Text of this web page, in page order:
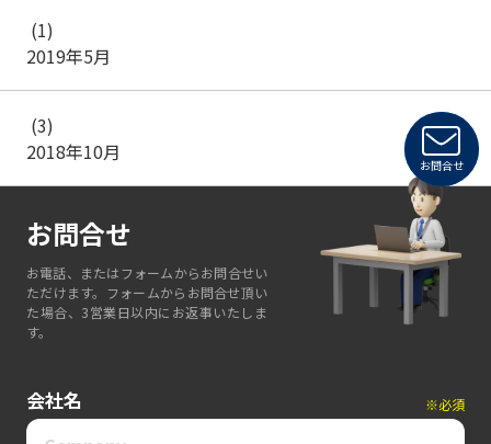
2019年5月
(1)
2018年10月
(3)
お問合せ
お問合せ
お電話、またはフォームからお問合せい
ただけます。フォームからお問合せ頂い
た場合、3営業日以内にお返事いたしま
す。
会社名 ※必須